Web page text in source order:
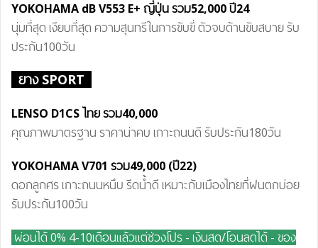
YOKOHAMA dB V553 E+ ญี่ปุ่นรวม52,000 ปี24
นุ่มที่สุด เงียบที่สุด ความสุนทรีในการขับขี่ ตัวจบด้านขับสบาย รับ
ประกัน100วัน
ยาง SPORT
LENSO D1CS ไทยรวม40,000
คุณภาพมาตรฐาน ราคาน่าคบ เกาะถนนดี รับประกัน180วัน
YOKOHAMA V701 รวม49,000 (ปี22)
ดอกลูกศร เกาะถนนหนึบ รีดน้ำดี เหมาะกับเมืองไทยที่ฝนตกบ่อย
รับประกัน100วัน
ผ่อนได้ 0% 4-10เดือนแล้วแต่ช่วงโปร - เงินสด/โอนลดได้ - ของ